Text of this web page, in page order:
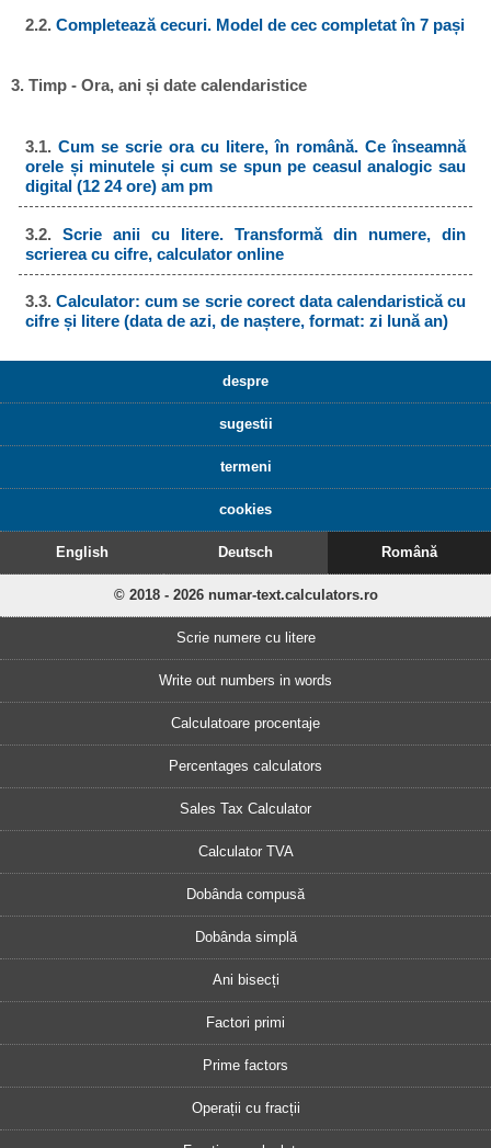
2.2.Completează cecuri. Model de cec completat în 7 pași
3. Timp - Ora, ani și date calendaristice
3.1.Cum se scrie ora cu litere, în română. Ce înseamnă
orele și minutele și cum se spun pe ceasul analogic sau
digital (12 24 ore) am pm
3.2.Scrie anii cu litere. Transformă din numere, din
scrierea cu cifre, calculator online
3.3.Calculator: cum se scrie corect data calendaristică cu
cifre și litere (data de azi, de naștere, format: zi lună an)
despre
sugestii
termeni
cookies
English Deutsch Română
© 2018 - 2026 numar-text.calculators.ro
Scrie numere cu litere
Write out numbers in words
Calculatoare procentaje
Percentages calculators
Sales Tax Calculator
Calculator TVA
Dobânda compusă
Dobânda simplă
Ani bisecți
Factori primi
Prime factors
Operații cu fracții